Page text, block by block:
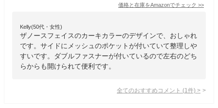
価格と在庫をAmazonでチェック >>
Kelly(50代・女性)
ザノースフェイスのカーキカラーのデザインで、おしゃれ
です。サイドにメッシュのポケットが付いていて整理しや
すいです。ダブルファスナーが付いているので左右のどち
らからも開けられて便利です。
全てのおすすめコメント (1 件) >